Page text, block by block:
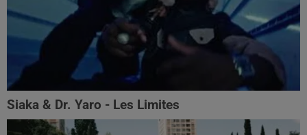
Siaka & Dr. Yaro - Les Limites